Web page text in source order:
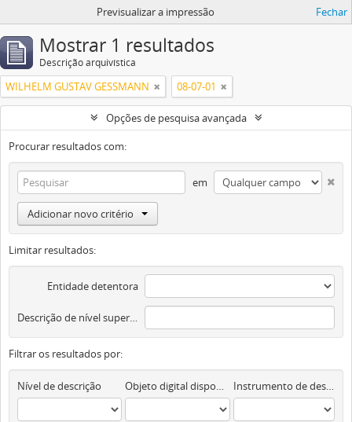
Previsualizar a impressão Fechar
Mostrar 1 resultados
Descrição arquivística
WILHELM GUSTAV GESSMANN 08-07-01
Opções de pesquisa avançada
Procurar resultados com:
em
Adicionar novo critério
Limitar resultados:
Entidade detentora
Descrição de nível superior
Filtrar os resultados por:
Nível de descrição Objeto digital disponível Instrumento de descrição documental